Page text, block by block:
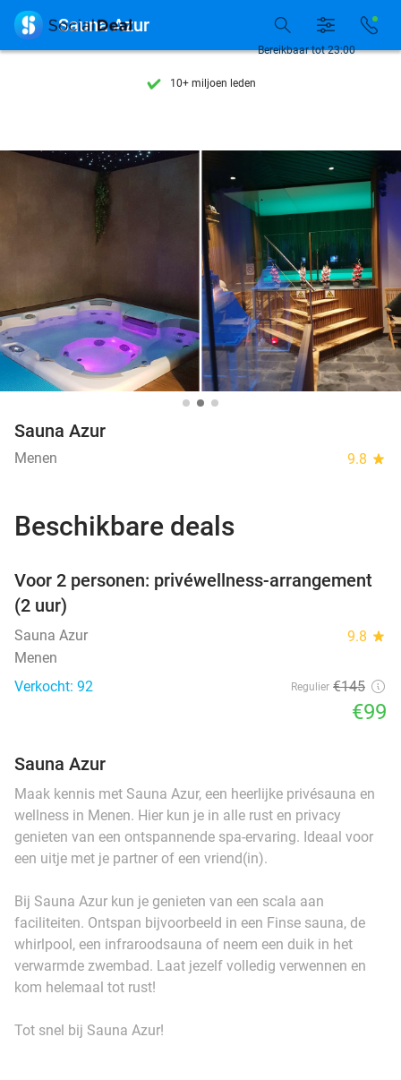
7 dagen per week beschikbaar
10+ miljoen leden
7 dagen per week beschikbaar
10+ miljoen leden
Bereikbaar tot 23:00
 Sauna Azur
Sauna Azur
Menen 9.8 star
Beschikbare deals
Voor 2 personen: privéwellness-arrangement
(2 uur)
Sauna Azur 9.8 star
Menen
Verkocht: 92
Regulier €145
€99
Sauna Azur
Maak kennis met Sauna Azur, een heerlijke privésauna en
wellness in Menen. Hier kun je in alle rust en privacy
genieten van een ontspannende spa-ervaring. Ideaal voor
een uitje met je partner of een vriend(in).
Bij Sauna Azur kun je genieten van een scala aan
faciliteiten. Ontspan bijvoorbeeld in een Finse sauna, de
whirlpool, een infraroodsauna of neem een duik in het
verwarmde zwembad. Laat jezelf volledig verwennen en
kom helemaal tot rust!
Tot snel bij Sauna Azur!